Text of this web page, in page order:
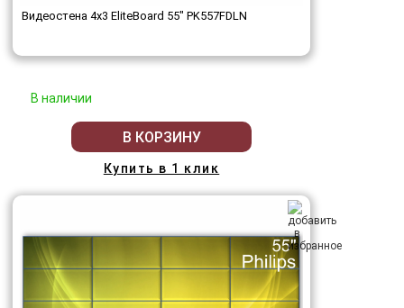
Видеостена 4x3 EliteBoard 55" PK557FDLN
В наличии
В КОРЗИНУ
Купить в 1 клик